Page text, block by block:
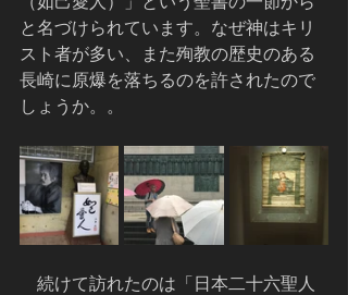
と名づけられています。なぜ神はキリ
スト者が多い、また殉教の歴史のある
長崎に原爆を落ちるのを許されたので
しょうか。。